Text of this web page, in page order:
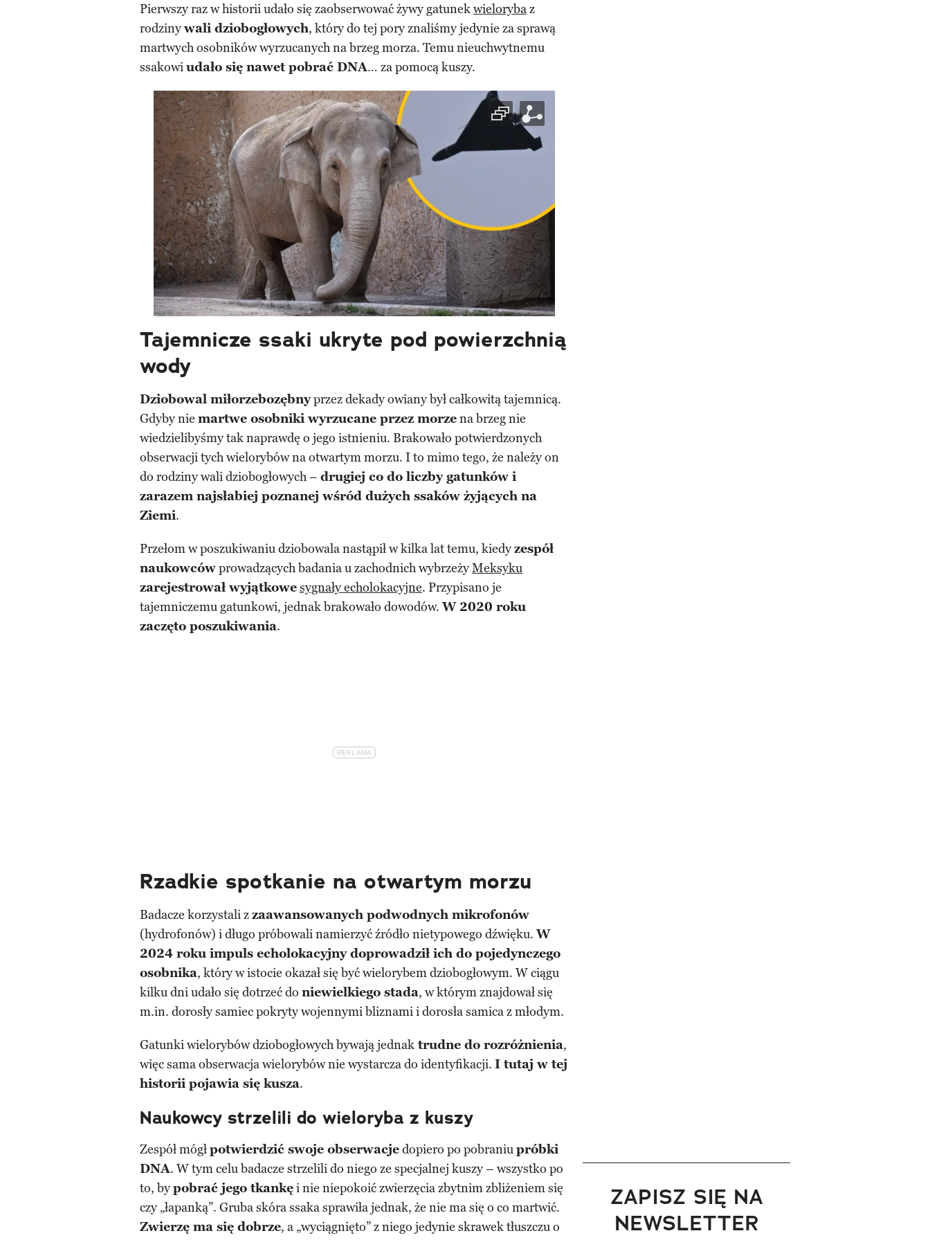
Pierwszy raz w historii udało się zaobserwować żywy gatunekwielorybaz
rodzinywali dziobogłowych, który do tej pory znaliśmy jedynie za sprawą
martwych osobników wyrzucanych na brzeg morza. Temu nieuchwytnemu
ssakowiudało się nawet pobrać DNA… za pomocą kuszy.
Tajemnicze ssaki ukryte pod powierzchnią
wody
Dziobowal miłorzebozębnyprzez dekady owiany był całkowitą tajemnicą.
Gdyby nie martwe osobniki wyrzucane przez morzena brzeg nie
wiedzielibyśmy tak naprawdę o jego istnieniu. Brakowało potwierdzonych
obserwacji tych wielorybów na otwartym morzu. I to mimo tego, że należy on
do rodziny wali dziobogłowych – drugiej co do liczby gatunków i
zarazem najsłabiej poznanej wśród dużych ssaków żyjących na
Ziemi.
Przełom w poszukiwaniu dziobowala nastąpił w kilka lat temu, kiedyzespół
naukowcówprowadzących badania u zachodnich wybrzeżyMeksyku
zarejestrował wyjątkowesygnały echolokacyjne. Przypisano je
tajemniczemu gatunkowi, jednak brakowało dowodów.W 2020 roku
zaczęto poszukiwania.
Rzadkie spotkanie na otwartym morzu
Badacze korzystali zzaawansowanych podwodnych mikrofonów
(hydrofonów) i długo próbowali namierzyć źródło nietypowego dźwięku.W
2024 roku impuls echolokacyjny doprowadził ich do pojedynczego
osobnika, który w istocie okazał się być wielorybem dziobogłowym. W ciągu
kilku dni udało się dotrzeć do niewielkiego stada, w którym znajdował się
m.in. dorosły samiec pokryty wojennymi bliznami i dorosła samica z młodym.
Gatunki wielorybów dziobogłowych bywają jednak trudne do rozróżnienia,
więc sama obserwacja wielorybów nie wystarcza do identyfikacji. I tutaj w tej
historii pojawia się kusza.
Naukowcy strzelili do wieloryba z kuszy
Zespół mógłpotwierdzić swoje obserwacjedopiero po pobraniupróbki
DNA. W tym celu badacze strzelili do niego ze specjalnej kuszy – wszystko po
to, bypobrać jego tkankęi nie niepokoić zwierzęcia zbytnim zbliżeniem się
czy „łapanką”. Gruba skóra ssaka sprawiła jednak, że nie ma się o co martwić.
Zwierzę ma się dobrze, a „wyciągnięto” z niego jedynie skrawek tłuszczu o
ZAPISZ SIĘ NA
NEWSLETTER